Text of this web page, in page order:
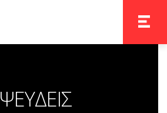
ΨΕΥΔΕΙΣ